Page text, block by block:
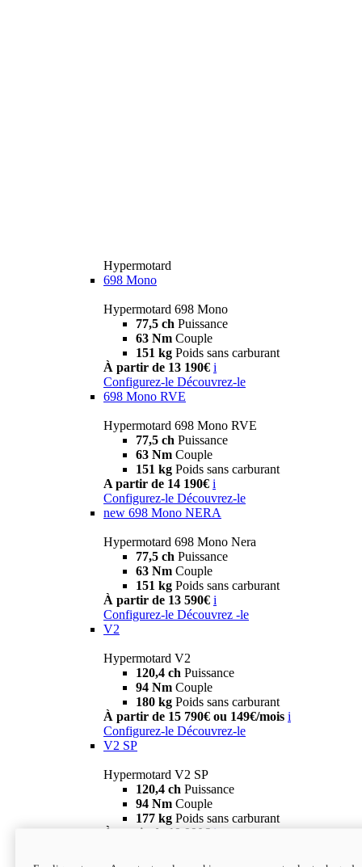
Hypermotard
698 Mono
Hypermotard 698 Mono
77,5 ch Puissance
63 Nm Couple
151 kg Poids sans carburant
À partir de 13 190€ i
Configurez-le Découvrez-le
698 Mono RVE
Hypermotard 698 Mono RVE
77,5 ch Puissance
63 Nm Couple
151 kg Poids sans carburant
A partir de 14 190€ i
Configurez-le Découvrez-le
new 698 Mono NERA
Hypermotard 698 Mono Nera
77,5 ch Puissance
63 Nm Couple
151 kg Poids sans carburant
À partir de 13 590€ i
Configurez-le Découvrez -le
V2
Hypermotard V2
120,4 ch Puissance
94 Nm Couple
180 kg Poids sans carburant
À partir de 15 790€ ou 149€/mois i
Configurez-le Découvrez-le
V2 SP
Hypermotard V2 SP
120,4 ch Puissance
94 Nm Couple
177 kg Poids sans carburant
À partir de 19 990€ i
new
V2 SP 100